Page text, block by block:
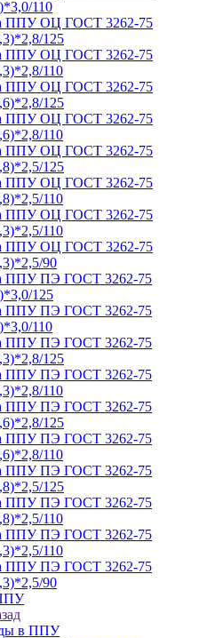
110
ППУ ОЦ ГОСТ 3262-75
125
ППУ ОЦ ГОСТ 3262-75
110
ППУ ОЦ ГОСТ 3262-75
125
ППУ ОЦ ГОСТ 3262-75
110
ППУ ОЦ ГОСТ 3262-75
125
ППУ ОЦ ГОСТ 3262-75
110
ППУ ОЦ ГОСТ 3262-75
110
ППУ ОЦ ГОСТ 3262-75
90
ППУ ПЭ ГОСТ 3262-75
125
ППУ ПЭ ГОСТ 3262-75
110
ППУ ПЭ ГОСТ 3262-75
125
ППУ ПЭ ГОСТ 3262-75
110
ППУ ПЭ ГОСТ 3262-75
125
ППУ ПЭ ГОСТ 3262-75
110
ППУ ПЭ ГОСТ 3262-75
125
ППУ ПЭ ГОСТ 3262-75
110
ППУ ПЭ ГОСТ 3262-75
110
ППУ ПЭ ГОСТ 3262-75
90
в ППУ